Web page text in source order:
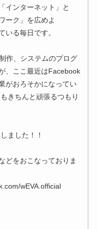
インターネット」と
ーク」を広めよ
いる毎日です。
作、システムのプログ
、ここ最近はFacebook
がおろそかになってい
きちんと頑張るつもり
ました！！
どをおこなっておりま
wEVA.official